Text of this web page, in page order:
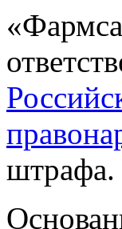
штрафа.